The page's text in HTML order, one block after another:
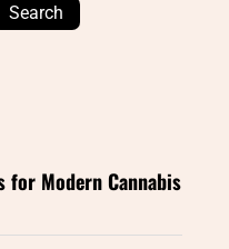
Search
Modern Cannabis